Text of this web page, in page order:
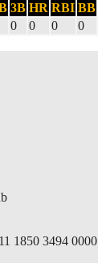
3B HR RBI BB
0 0 0 0
1850 3494 0000